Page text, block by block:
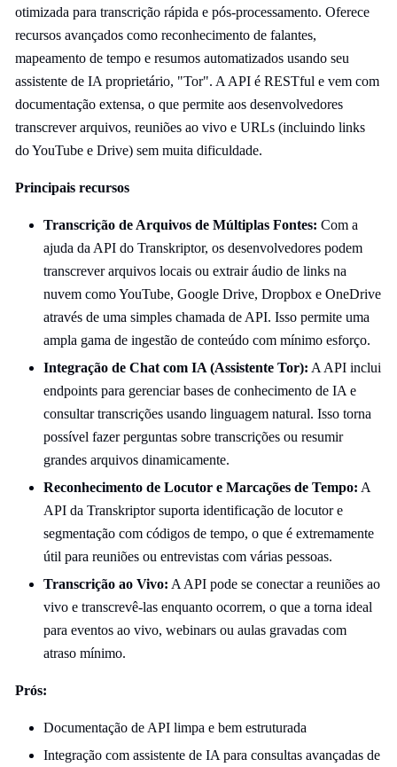
otimizada para transcrição rápida e pós-processamento. Oferece
recursos avançados como reconhecimento de falantes,
mapeamento de tempo e resumos automatizados usando seu
assistente de IA proprietário, "Tor". A API é RESTful e vem com
documentação extensa, o que permite aos desenvolvedores
transcrever arquivos, reuniões ao vivo e URLs (incluindo links
do YouTube e Drive) sem muita dificuldade.
Principais recursos
Transcrição de Arquivos de Múltiplas Fontes: Com a
ajuda da API do Transkriptor, os desenvolvedores podem
transcrever arquivos locais ou extrair áudio de links na
nuvem como YouTube, Google Drive, Dropbox e OneDrive
através de uma simples chamada de API. Isso permite uma
ampla gama de ingestão de conteúdo com mínimo esforço.
Integração de Chat com IA (Assistente Tor): A API inclui
endpoints para gerenciar bases de conhecimento de IA e
consultar transcrições usando linguagem natural. Isso torna
possível fazer perguntas sobre transcrições ou resumir
grandes arquivos dinamicamente.
Reconhecimento de Locutor e Marcações de Tempo: A
API da Transkriptor suporta identificação de locutor e
segmentação com códigos de tempo, o que é extremamente
útil para reuniões ou entrevistas com várias pessoas.
Transcrição ao Vivo: A API pode se conectar a reuniões ao
vivo e transcrevê-las enquanto ocorrem, o que a torna ideal
para eventos ao vivo, webinars ou aulas gravadas com
atraso mínimo.
Prós:
Documentação de API limpa e bem estruturada
Integração com assistente de IA para consultas avançadas de